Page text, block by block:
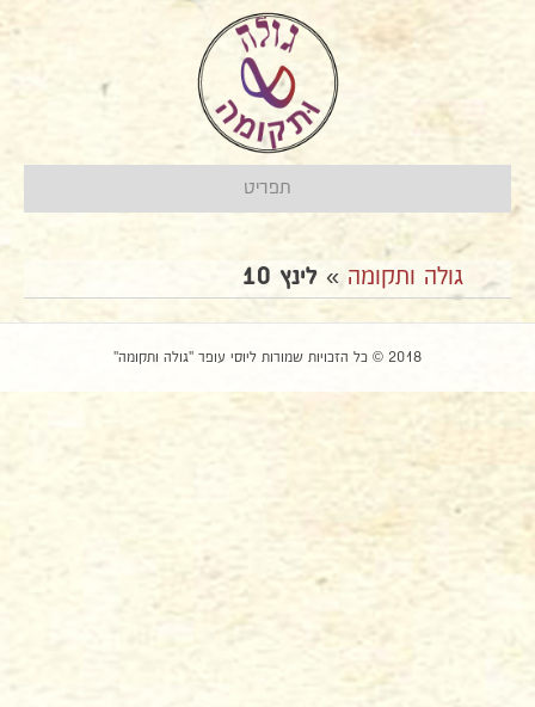
תפריט
גולה ותקומה » לינץ 10
2018 © כל הזכויות שמורות ליוסי עופר "גולה ותקומה"